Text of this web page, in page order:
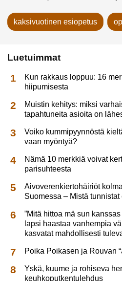
kaksivuotinen esiopetus
Luetuimmat
Kun rakkaus loppuu: 16
hiipumisesta
Muistin kehitys: miksi
tapahtuneita asioita on
Voiko kummipyynnöstä
vaan myöntyä?
Nämä 10 merkkiä voivat
parisuhteesta
Aivoverenkiertohäiriöt
Suomessa – Mistä tunnistat
”Mitä hittoa mä sun
lapsi haastaa vanhempia
kasvatat mahdollisesti
Poika Poikasen ja Rouvan
Yskä, kuume ja rohiseva
keuhkoputkentulehdus